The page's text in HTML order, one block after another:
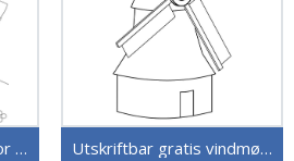
Utskriftbar vindmølle for barn Utskriftbar gratis vindmølle